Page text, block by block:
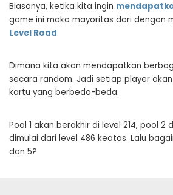
Biasanya, ketika kita ingin
game ini maka mayoritas dari dengan
Level Road.
Dimana kita akan mendapatkan
secara random. Jadi setiap player
kartu yang berbeda-beda.
Pool 1 akan berakhir di level 214, pool 2
dimulai dari level 486 keatas. Lalu
dan 5?